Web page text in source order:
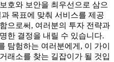
호와 보안을 최우선으로 삼으
목표에 맞춰 서비스를 제공
으로써, 여러분의 투자 전략과
한 결정을 내릴 수 있습니다.
탐험하는 여러분에게, 이 가이
래소를 찾는 길잡이가 될 것입